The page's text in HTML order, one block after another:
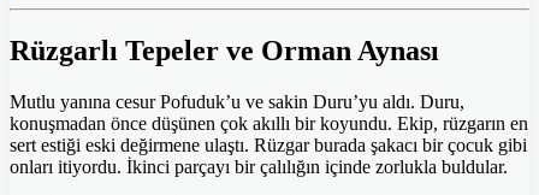
Rüzgarlı Tepeler ve Orman Aynası
Mutlu yanına cesur Pofuduk’u ve sakin Duru’yu aldı. Duru,
konuşmadan önce düşünen çok akıllı bir koyundu. Ekip, rüzgarın en
sert estiği eski değirmene ulaştı. Rüzgar burada şakacı bir çocuk gibi
onları itiyordu. İkinci parçayı bir çalılığın içinde zorlukla buldular.